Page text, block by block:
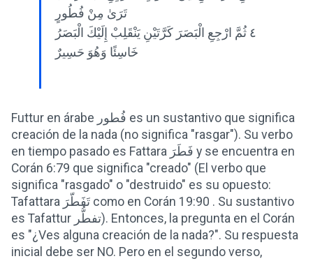
تَرَىٰ مِنْ فُطُورٍ
٤ ثُمَّ ارْجِعِ الْبَصَرَ كَرَّتَيْنِ يَنْقَلِبْ إِلَيْكَ الْبَصَرُ
خَاسِئًا وَهُوَ حَسِيرٌ
Futtur en árabe فُطور es un sustantivo que significa
creación de la nada (no significa "rasgar"). Su verbo
en tiempo pasado es Fattara فَطَرَ y se encuentra en
Corán 6:79 que significa "creado" (El verbo que
significa "rasgado" o "destruido" es su opuesto:
Tafattara تَفَطّرَ como en Corán 19:90 . Su sustantivo
es Tafattur تفطُّر). Entonces, la pregunta en el Corán
es "¿Ves alguna creación de la nada?". Su respuesta
inicial debe ser NO. Pero en el segundo verso,